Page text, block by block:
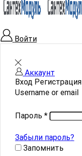
Войти
Аккаунт
Вход Регистрация
Username or email
Пароль *
Забыли пароль?
Запомнить